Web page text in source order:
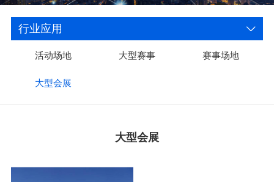
行业应用
活动场地 大型赛事 赛事场地
大型会展
大型会展